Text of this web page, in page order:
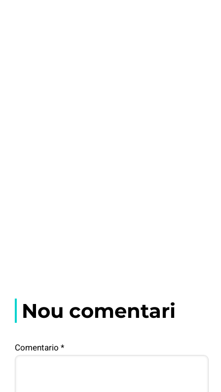
Nou comentari
Comentario *